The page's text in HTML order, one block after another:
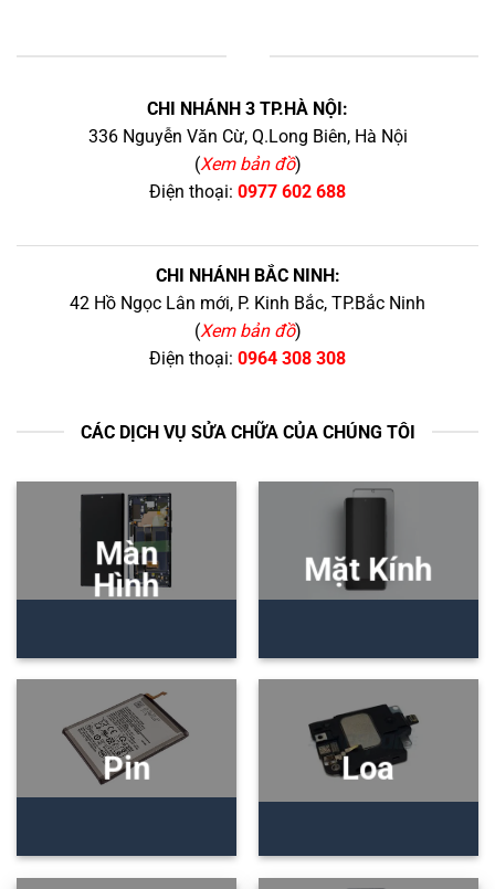
CHI NHÁNH 3 TP.HÀ NỘI:
336 Nguyễn Văn Cừ, Q.Long Biên, Hà Nội
(Xem bản đồ)
Điện thoại: 0977 602 688
CHI NHÁNH BẮC NINH:
42 Hồ Ngọc Lân mới, P. Kinh Bắc, TP.Bắc Ninh
(Xem bản đồ)
Điện thoại: 0964 308 308
CÁC DỊCH VỤ SỬA CHỮA CỦA CHÚNG TÔI
Màn
Hình
Mặt Kính
Pin Loa